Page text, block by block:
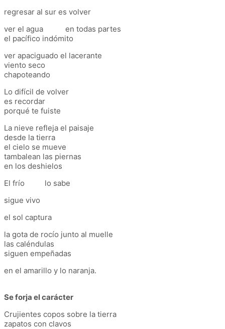
regresar al sur es volver
ver el agua en todas partes
el pacífico indómito
ver apaciguado el lacerante
viento seco
chapoteando
Lo difícil de volver
es recordar
porqué te fuiste
La nieve refleja el paisaje
desde la tierra
el cielo se mueve
tambalean las piernas
en los deshielos
El frío lo sabe
sigue vivo
el sol captura
la gota de rocío junto al muelle
las caléndulas
siguen empeñadas
en el amarillo y lo naranja.
Se forja el carácter
Crujientes copos sobre la tierra
zapatos con clavos